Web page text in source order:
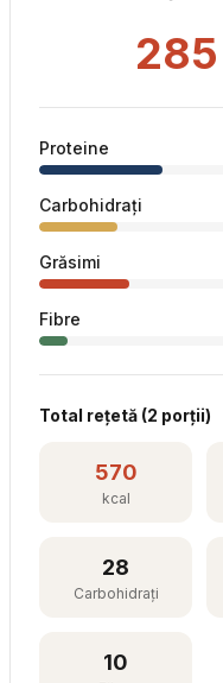
285
Proteine
Carbohidrați
Grăsimi
Fibre
Total rețetă (2 porții)
570
kcal
28
Carbohidrați
10